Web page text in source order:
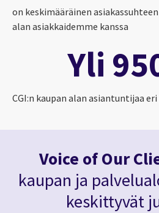
on keskimääräinen
alan asiakkaidemme kanssa
Yli
CGI:n kaupan alan asiantuntijaa
Voice of Our
kaupan ja
keskittyvät